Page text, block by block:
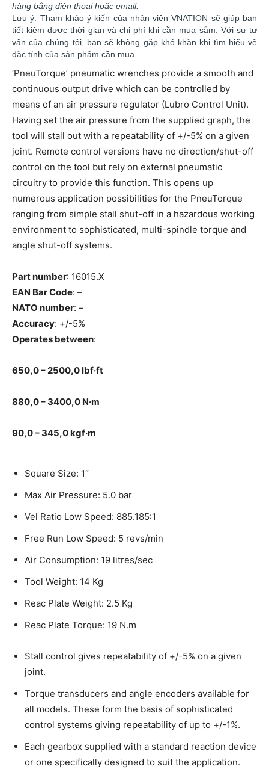
hàng bằng điện thoại hoặc email.
Lưu ý: Tham khảo ý kiến của nhân viên VNATION sẽ giúp bạn
tiết kiệm được thời gian và chi phí khi cần mua sắm. ​​Với sự tư
vấn của chúng tôi, bạn sẽ không gặp khó khăn khi tìm hiểu về
đặc tính của sản phẩm cần mua.
‘PneuTorque’ pneumatic wrenches provide a smooth and
continuous output drive which can be controlled by
means of an air pressure regulator (Lubro Control Unit).
Having set the air pressure from the supplied graph, the
tool will stall out with a repeatability of +/-5% on a given
joint. Remote control versions have no direction/shut-off
control on the tool but rely on external pneumatic
circuitry to provide this function. This opens up
numerous application possibilities for the PneuTorque
ranging from simple stall shut-off in a hazardous working
environment to sophisticated, multi-spindle torque and
angle shut-off systems.
Part number: 16015.X
EAN Bar Code: –
NATO number: –
Accuracy: +/-5%
Operates between:
650,0 – 2500,0 lbf·ft
880,0 – 3400,0 N·m
90,0 – 345,0 kgf·m
Square Size: 1″
Max Air Pressure: 5.0 bar
Vel Ratio Low Speed: 885.185:1
Free Run Low Speed: 5 revs/min
Air Consumption: 19 litres/sec
Tool Weight: 14 Kg
Reac Plate Weight: 2.5 Kg
Reac Plate Torque: 19 N.m
Stall control gives repeatability of +/-5% on a given
joint.
Torque transducers and angle encoders available for
all models. These form the basis of sophisticated
control systems giving repeatability of up to +/-1%.
Each gearbox supplied with a standard reaction device
or one specifically designed to suit the application.